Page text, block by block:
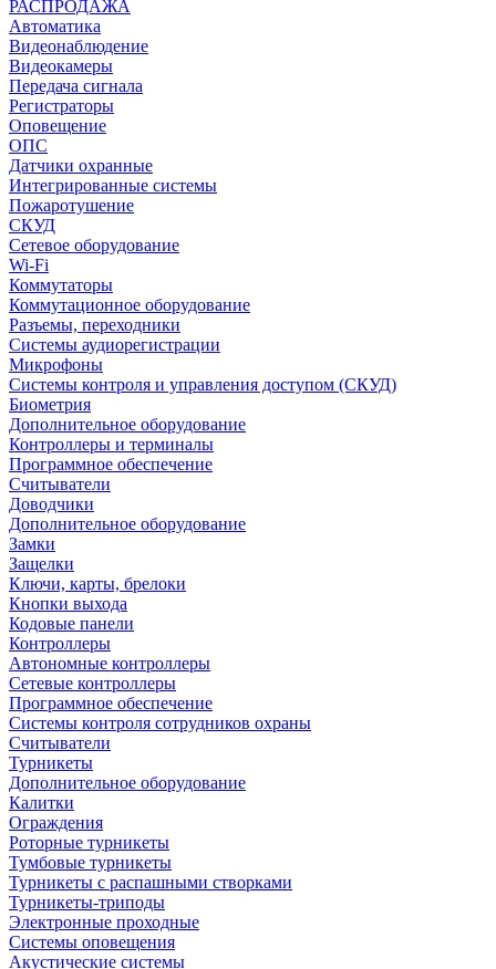
РАСПРОДАЖА
Автоматика
Видеонаблюдение
Видеокамеры
Передача сигнала
Регистраторы
Оповещение
ОПС
Датчики охранные
Интегрированные системы
Пожаротушение
СКУД
Сетевое оборудование
Wi-Fi
Коммутаторы
Коммутационное оборудование
Разъемы, переходники
Системы аудиорегистрации
Микрофоны
Системы контроля и управления доступом (СКУД)
Биометрия
Дополнительное оборудование
Контроллеры и терминалы
Программное обеспечение
Считыватели
Доводчики
Дополнительное оборудование
Замки
Защелки
Ключи, карты, брелоки
Кнопки выхода
Кодовые панели
Контроллеры
Автономные контроллеры
Сетевые контроллеры
Программное обеспечение
Системы контроля сотрудников охраны
Считыватели
Турникеты
Дополнительное оборудование
Калитки
Ограждения
Роторные турникеты
Тумбовые турникеты
Турникеты с распашными створками
Турникеты-триподы
Электронные проходные
Системы оповещения
Акустические системы